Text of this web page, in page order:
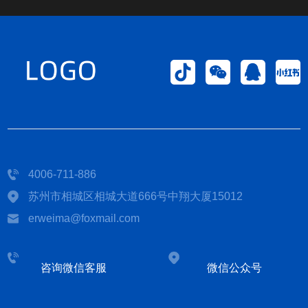
4006-711-886
苏州市相城区相城大道666号中翔大厦15012
erweima@foxmail.com
咨询微信客服 微信公众号